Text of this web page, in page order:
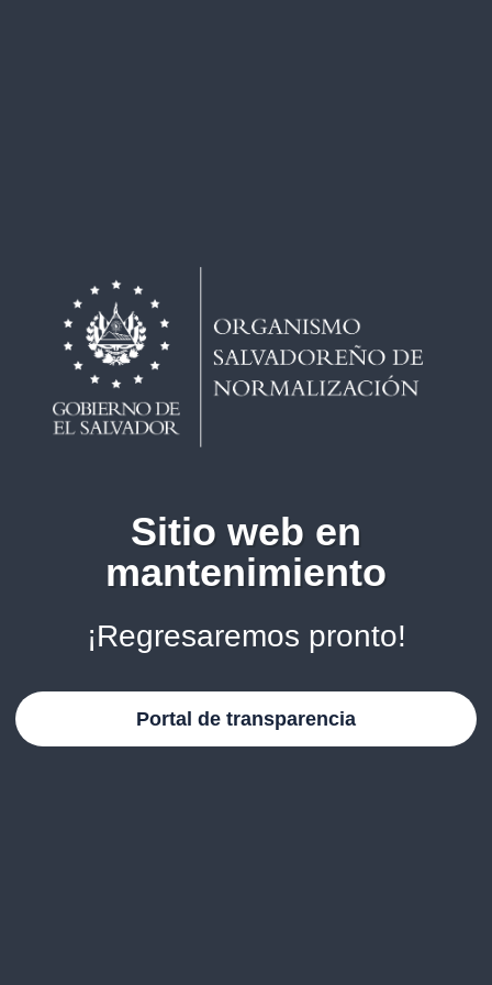
Sitio web en
mantenimiento
¡Regresaremos pronto!
Portal de transparencia